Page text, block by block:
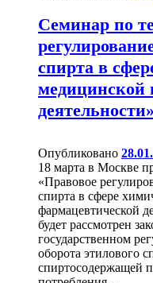
Семинар по
спирта в
медицинской
Опубликовано
18 марта в Москве
«Правовое
спирта в сфере
фармацевтической
будет рассмотрен
государственном
оборота этилового
спиртосодержащей